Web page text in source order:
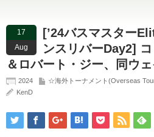
17
Aug
[’24バスマスター
ンスリバーDay2]
＆ロバート・ジー、同ウェ
2024 ☆海外トーナメント(Overseas
KenD